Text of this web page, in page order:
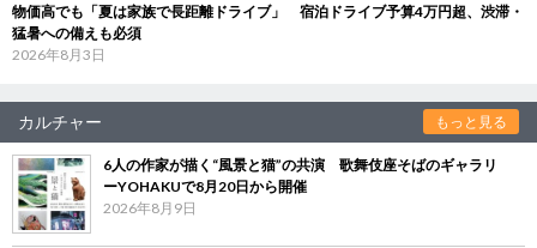
物価高でも「夏は家族で長距離ドライブ」 宿泊ドライブ予算4万円超、渋滞・
猛暑への備えも必須
2026年8月3日
カルチャー もっと見る
6人の作家が描く“風景と猫”の共演 歌舞伎座そばのギャラリ
ーYOHAKUで8月20日から開催
2026年8月9日